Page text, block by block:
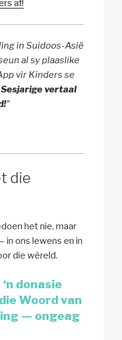
af!
in Suidoos-Asië
al sy plaaslike
vir Kinders se
Sesjarige vertaal
”
die
het nie, maar
ons lewens en in
die wêreld.
donasie
Woord van
— ongeag